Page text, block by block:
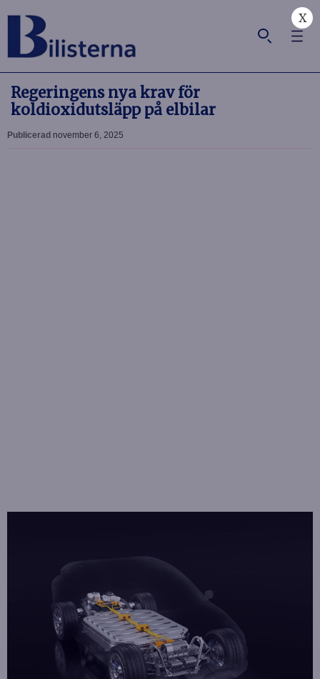
X
Regeringens nya krav för
koldioxidutsläpp på elbilar
Publicerad november 6, 2025